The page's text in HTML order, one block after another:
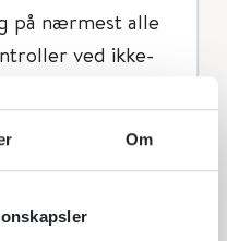
Om
på nærmest alle
ved ikke-
følge
for bildeopptak
[1-3